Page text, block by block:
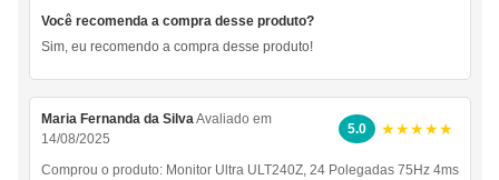
Você recomenda a compra desse produto?
Sim, eu recomendo a compra desse produto!
Maria Fernanda da SilvaAvaliado em
14/08/2025
5.0 ★★★★★
Comprou o produto: Monitor Ultra ULT240Z, 24 Polegadas 75Hz 4ms